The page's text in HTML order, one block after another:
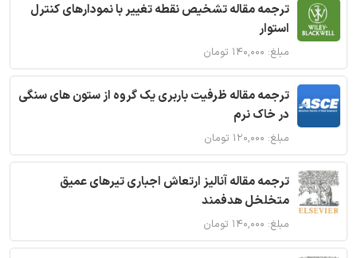
ترجمه مقاله تشخیص نقطه تغییر با نمودارهای کنترل
استوار
مبلغ: ۱۴۰,۰۰۰ تومان
ترجمه مقاله ظرفیت باربری یک گروه از ستون های سنگی
در خاک نرم
مبلغ: ۱۲۰,۰۰۰ تومان
ترجمه مقاله آنالیز ارتعاش اجباری تیرهای عمیق
متخلخل هدفمند
مبلغ: ۱۴۰,۰۰۰ تومان